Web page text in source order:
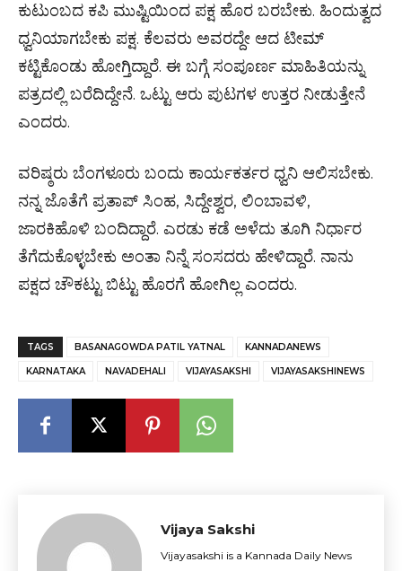
ಕುಟುಂಬದ ಕಪಿ ಮುಷ್ಟಿಯಿಂದ ಪಕ್ಷ ಹೊರ ಬರಬೇಕು. ಹಿಂದುತ್ವದ
ಧ್ವನಿಯಾಗಬೇಕು ಪಕ್ಷ. ಕೆಲವರು ಅವರದ್ದೇ ಆದ ಟೀಮ್
ಕಟ್ಟಿಕೊಂಡು ಹೋಗ್ತಿದ್ದಾರೆ. ಈ ಬಗ್ಗೆ ಸಂಪೂರ್ಣ ಮಾಹಿತಿಯನ್ನು
ಪತ್ರದಲ್ಲಿ ಬರೆದಿದ್ದೇನೆ. ಒಟ್ಟು ಆರು ಪುಟಗಳ ಉತ್ತರ ನೀಡುತ್ತೇನೆ
ಎಂದರು.
ವರಿಷ್ಠರು ಬೆಂಗಳೂರು ಬಂದು ಕಾರ್ಯಕರ್ತರ ಧ್ವನಿ ಆಲಿಸಬೇಕು.
ನನ್ನ ಜೊತೆಗೆ ಪ್ರತಾಪ್ ಸಿಂಹ, ಸಿದ್ದೇಶ್ವರ, ಲಿಂಬಾವಳಿ,
ಜಾರಕಿಹೊಳಿ ಬಂದಿದ್ದಾರೆ. ಎರಡು ಕಡೆ ಅಳೆದು ತೂಗಿ ನಿರ್ಧಾರ
ತೆಗೆದುಕೊಳ್ಳಬೇಕು ಅಂತಾ ನಿನ್ನೆ ಸಂಸದರು ಹೇಳಿದ್ದಾರೆ. ನಾನು
ಪಕ್ಷದ ಚೌಕಟ್ಟು ಬಿಟ್ಟು ಹೊರಗೆ ಹೋಗಿಲ್ಲ ಎಂದರು.
TAGS BASANAGOWDA PATIL YATNAL KANNADANEWS
KARNATAKA NAVADEHALI VIJAYASAKSHI VIJAYASAKSHINEWS
Vijaya Sakshi
Vijayasakshi is a Kannada Daily News